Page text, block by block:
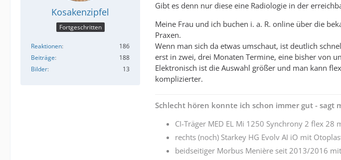
Kosakenzipfel
Fortgeschritten
Reaktionen
186
Beiträge
188
Bilder
13
Gibt es denn nur diese eine Radiologie in der
Meine Frau und ich buchen i. a. R. online über die
Praxen.
Wenn man sich da etwas umschaut, ist deutlich
erst in zwei, drei Monaten Termine, eine bisher von
Elektronisch ist die Auswahl größer und man kann
komplizierter.
Schlecht hören konnte ich schon immer gut - sagt
CI-Träger MED EL Mi 1250 Synchrony 2 flex
rechts (noch) Starkey HG Evolv AI iO mit
beidseitiger Morbus Menière seit 2013/2016